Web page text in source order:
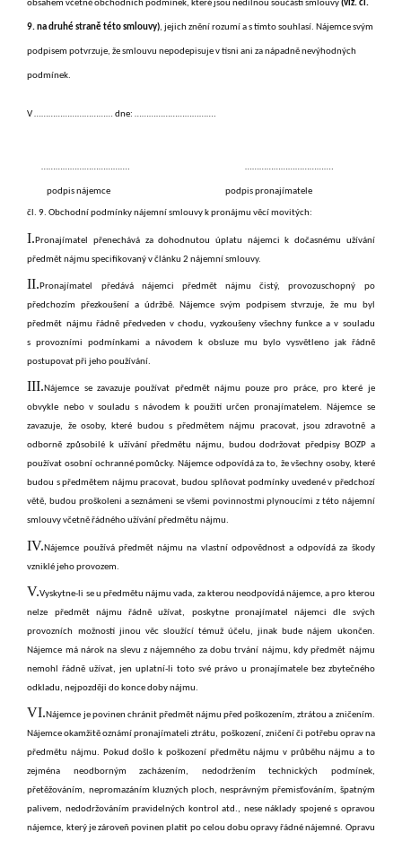
obsahem včetně obchodních podmínek, které jsou nedílnou součástí smlouvy(viz. čl.
9. na druhé straně této smlouvy), jejich znění rozumí a s tímto souhlasí. Nájemce svým
podpisem potvrzuje, že smlouvu nepodepisuje v tísni ani za nápadně nevýhodných
podmínek.
V …………………………… dne: …………………………….
………………………………. ……………………………….
podpis nájemce podpis pronajímatele
čl. 9. Obchodní podmínky nájemní smlouvy k pronájmu věcí movitých:
I.Pronajímatel přenechává za dohodnutou úplatu nájemci k dočasnému užívání
předmět nájmu specifikovaný v článku2 nájemní smlouvy.
II.Pronajímatel předává nájemci předmět nájmu čistý, provozuschopný po
předchozím přezkoušení a údržbě. Nájemce svým podpisem stvrzuje, že mu byl
předmět nájmu řádně předveden v chodu, vyzkoušeny všechny funkce a v souladu
s provozními podmínkami a návodem k obsluze mu bylo vysvětleno jak řádně
postupovat při jeho používání.
III.Nájemce se zavazuje používat předmět nájmu pouze pro práce, pro které je
obvykle nebo v souladu s návodem k použití určen pronajímatelem. Nájemce se
zavazuje, že osoby, které budou s předmětem nájmu pracovat, jsou zdravotně a
odborně způsobilé k užívání předmětu nájmu, budou dodržovat předpisy BOZP a
používat osobní ochranné pomůcky. Nájemce odpovídá za to, že všechny osoby, které
budou s předmětem nájmu pracovat, budou splňovat podmínky uvedené v předchozí
větě, budou proškoleni a seznámeni se všemi povinnostmi plynoucími z této nájemní
smlouvy včetně řádného užívání předmětu nájmu.
IV.Nájemce používá předmět nájmu na vlastní odpovědnost a odpovídá za škody
vzniklé jeho provozem.
V.Vyskytne-li se u předmětu nájmu vada, za kterou neodpovídá nájemce, a pro kterou
nelze předmět nájmu řádně užívat, poskytne pronajímatel nájemci dle svých
provozních možností jinou věc sloužící témuž účelu, jinak bude nájem ukončen.
Nájemce má nárok na slevu z nájemného za dobu trvání nájmu, kdy předmět nájmu
nemohl řádně užívat, jen uplatní-li toto své právo u pronajímatele bez zbytečného
odkladu, nejpozději do konce doby nájmu.
VI.Nájemce je povinen chránit předmět nájmu před poškozením, ztrátou a zničením.
Nájemce okamžitě oznámí pronajímateli ztrátu, poškození, zničení či potřebu oprav na
předmětu nájmu. Pokud došlo k poškození předmětu nájmu v průběhu nájmu a to
zejména neodborným zacházením, nedodržením technických podmínek,
přetěžováním, nepromazáním kluzných ploch, nesprávným přemisťováním, špatným
palivem, nedodržováním pravidelných kontrol atd., nese náklady spojené s opravou
nájemce, který je zároveň povinen platit po celou dobu opravy řádné nájemné. Opravu